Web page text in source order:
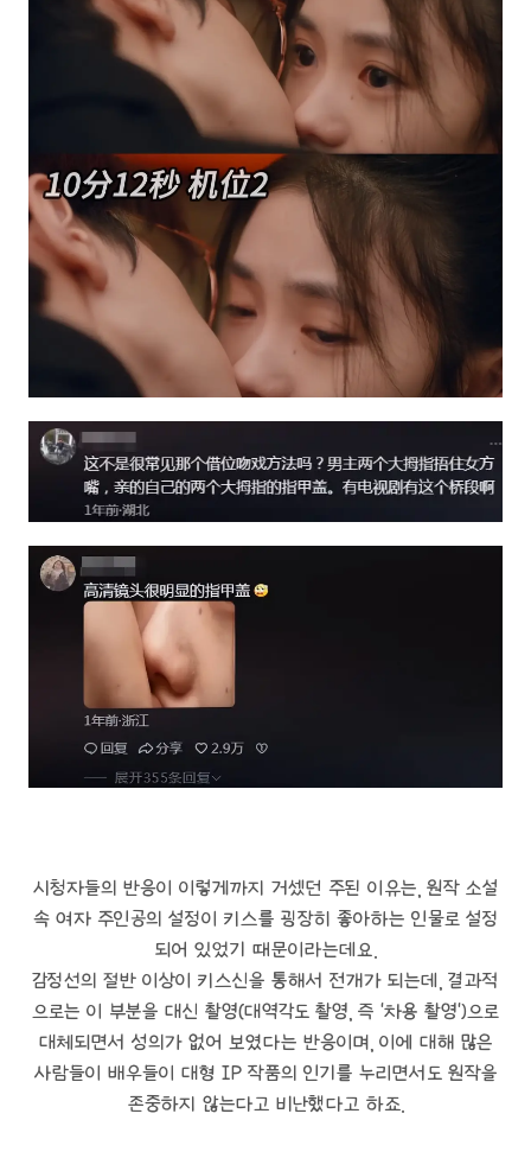
시청자들의 반응이 이렇게까지 거셌던 주된 이유는, 원작 소설
속 여자 주인공의 설정이 키스를 굉장히 좋아하는 인물로 설정
되어 있었기 때문이라는데요.
감정선의 절반 이상이 키스신을 통해서 전개가 되는데, 결과적
으로는 이 부분을 대신 촬영(대역각도 촬영, 즉 '차용 촬영')으로
대체되면서 성의가 없어 보였다는 반응이며, 이에 대해 많은
사람들이 배우들이 대형 IP 작품의 인기를 누리면서도 원작을
존중하지 않는다고 비난했다고 하죠.